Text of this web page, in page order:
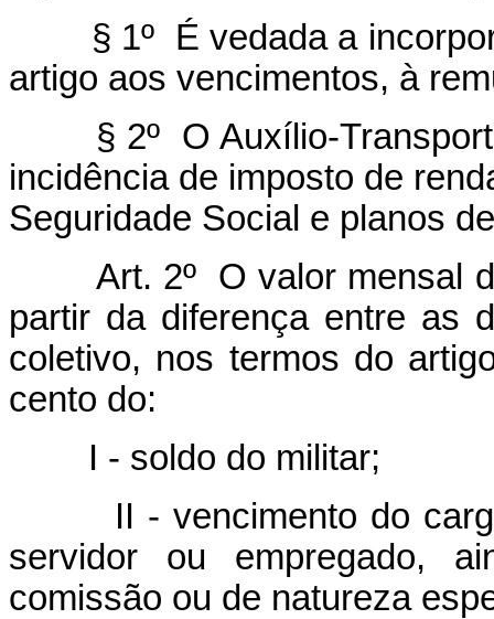
§ 1º É vedada a
artigo aos vencimentos, à
§ 2º O Auxílio-Transporte
incidência de imposto de
Seguridade Social e planos
Art. 2º O valor mensal do
partir da diferença entre as
coletivo, nos termos do
cento do:
I - soldo do militar;
II - vencimento do cargo
servidor ou empregado,
comissão ou de natureza